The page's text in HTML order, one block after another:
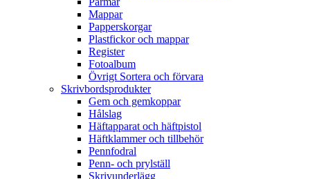
Mappar
Papperskorgar
Plastfickor och mappar
Register
Fotoalbum
Övrigt Sortera och förvara
Skrivbordsprodukter
Gem och gemkoppar
Hålslag
Häftapparat och häftpistol
Häftklammer och tillbehör
Pennfodral
Penn- och prylställ
Skrivunderlägg